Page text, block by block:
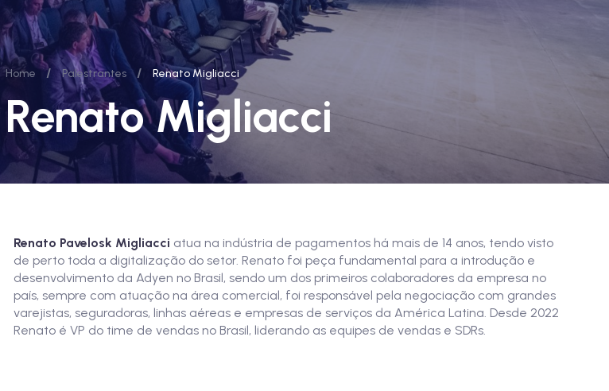
Home / Palestrantes / Renato Migliacci
Renato Migliacci
Renato Pavelosk Migliacci atua na indústria de pagamentos há mais de 14 anos, tendo visto
de perto toda a digitalização do setor. Renato foi peça fundamental para a introdução e
desenvolvimento da Adyen no Brasil, sendo um dos primeiros colaboradores da empresa no
país, sempre com atuação na área comercial, foi responsável pela negociação com grandes
varejistas, seguradoras, linhas aéreas e empresas de serviços da América Latina. Desde 2022
Renato é VP do time de vendas no Brasil, liderando as equipes de vendas e SDRs.